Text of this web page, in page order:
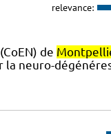
relevance:
de
neuro-